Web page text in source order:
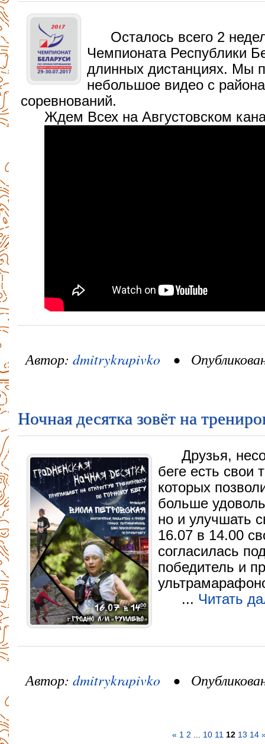
Осталось всего 2
Чемпионата Республики
длинных дистанциях. Мы
небольшое видео с
соревнований.
Ждем Всех на Августовском
Автор: dmitrykrapivko •
Ночная десятка зовёт на
Друзья,
беге есть свои
которых
больше
но и улучшать
16.07 в 14.00
согласилась
победитель и
... Читать
Автор: dmitrykrapivko •
« 1 2 10 11 12 13 14